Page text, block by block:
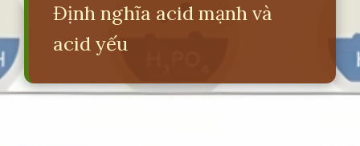
Định nghĩa acid mạnh và
acid yếu